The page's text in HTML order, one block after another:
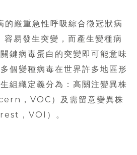
嚴重急性呼吸綜合徵冠狀病
易發生突變，而產生變種病
鍵病毒蛋白的突變即可能意味
個變種病毒在世界許多地區形
組織定義分為：高關注變異株
，VOC）及需留意變異株
，VOI）。